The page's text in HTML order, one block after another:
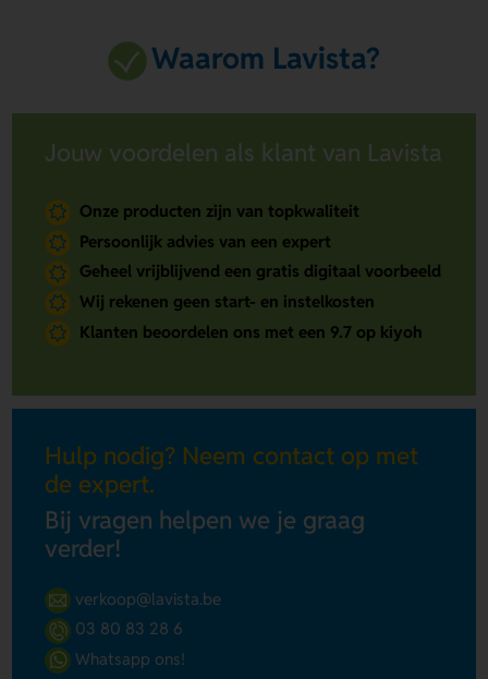
Waarom Lavista?
Jouw voordelen als klant van Lavista
Onze producten zijn van topkwaliteit
Persoonlijk advies van een expert
Geheel vrijblijvend een gratis digitaal voorbeeld
Wij rekenen geen start- en instelkosten
Klanten beoordelen ons met een 9.7 op kiyoh
Hulp nodig? Neem contact op met
de expert.
Bij vragen helpen we je graag
verder!
verkoop@lavista.be
03 80 83 28 6
Whatsapp ons!